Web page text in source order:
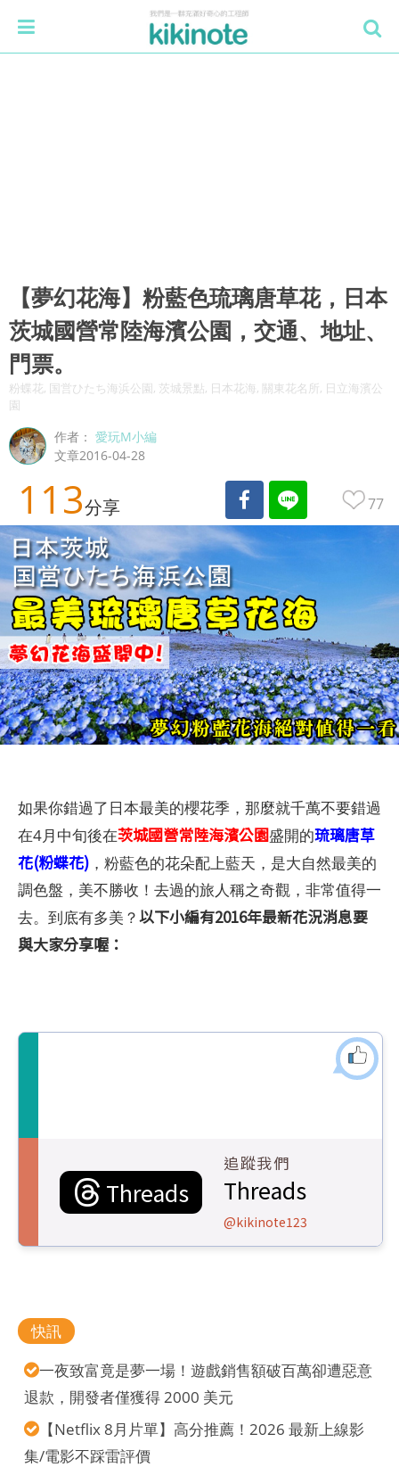
【夢幻花海】粉藍色琉璃唐草花，日本
茨城國營常陸海濱公園，交通、地址、
門票。
粉蝶花, 国営ひたち海浜公園, 茨城景點, 日本花海, 關東花名所, 日立海濱公
園
作者：愛玩M小編
文章2016-04-28
113分享 77
如果你錯過了日本最美的櫻花季，那麼就千萬不要錯過
在4月中旬後在茨城國營常陸海濱公園盛開的琉璃唐草
花(粉蝶花) ，粉藍色的花朵配上藍天，是大自然最美的
調色盤，美不勝收！去過的旅人稱之奇觀，非常值得一
去。到底有多美？以下小編有2016年最新花況消息要
與大家分享喔：
Threads
追蹤我們
Threads
@kikinote123
快訊
一夜致富竟是夢一場！遊戲銷售額破百萬卻遭惡意
退款，開發者僅獲得 2000 美元
【Netflix 8月片單】高分推薦！2026 最新上線影
集/電影不踩雷評價